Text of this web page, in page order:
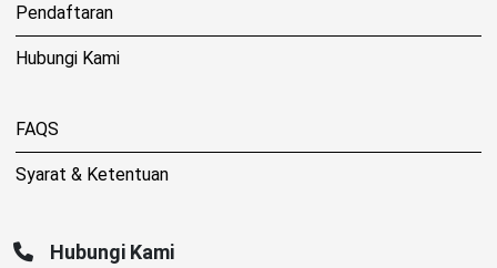
Pendaftaran
Hubungi Kami
FAQS
Syarat & Ketentuan
Hubungi Kami